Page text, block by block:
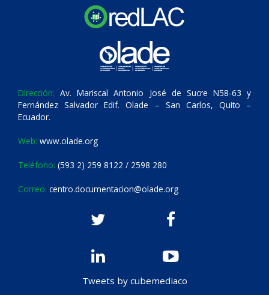
Dirección: Av. Mariscal Antonio José de Sucre N58-63 y
Fernández Salvador Edif. Olade – San Carlos, Quito –
Ecuador.
Web: www.olade.org
Teléfono: (593 2) 259 8122 / 2598 280
Correo: centro.documentacion@olade.org
Tweets by cubemediaco